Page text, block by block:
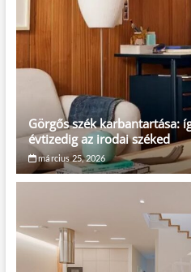
Görgős szék karbantartása:
évtizedig az irodai széked
március 25, 2026